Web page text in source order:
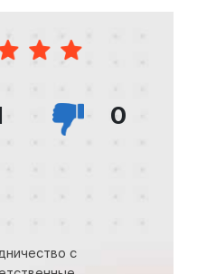
0
с